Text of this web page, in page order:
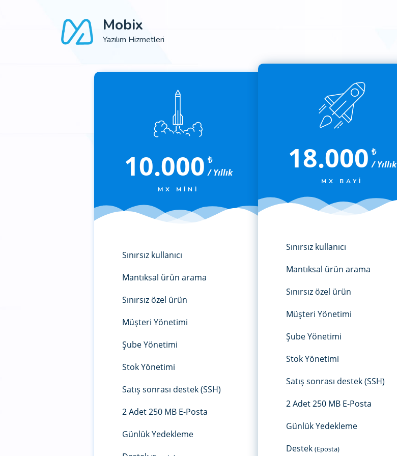
Mobix
Yazılım Hizmetleri
10.000 ₺
/ Yıllık
MX MINI
Sınırsız kullanıcı
Mantıksal ürün arama
Sınırsız özel ürün
Müşteri Yönetimi
Şube Yönetimi
Stok Yönetimi
Satış sonrası destek (SSH)
2 Adet 250 MB E-Posta
Günlük Yedekleme
18.000 ₺
/ Yıllık
MX BAYI
Sınırsız kullanıcı
Mantıksal ürün arama
Sınırsız özel ürün
Müşteri Yönetimi
Şube Yönetimi
Stok Yönetimi
Satış sonrası destek (SSH)
2 Adet 250 MB E-Posta
Günlük Yedekleme
Destek (Eposta)